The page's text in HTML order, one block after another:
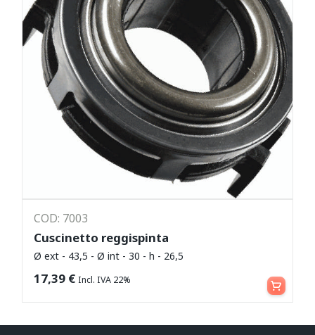
COD: 7003
Cuscinetto reggispinta
Ø ext - 43,5 - Ø int - 30 - h - 26,5
17,39 € Incl. IVA 22% Leggi tutto